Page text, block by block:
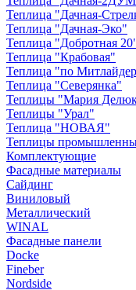
Теплица "Дачная-
Теплица "Дачная-Эко"
Теплица "Добротная
Теплица "Крабовая"
Теплица "по
Теплица "Северянка"
Теплицы "Мария
Теплицы "Урал"
Теплица "НОВАЯ"
Теплицы
Комплектующие
Фасадные материалы
Сайдинг
Виниловый
Металлический
WINAL
Фасадные панели
Docke
Fineber
Nordside